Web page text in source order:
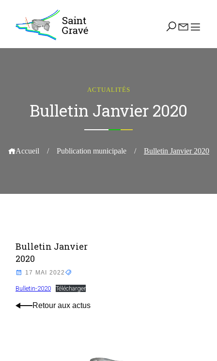
ACTUALITÉS
Bulletin Janvier 2020
Accueil / Publication municipale / Bulletin Janvier 2020
Bulletin Janvier
2020
17 MAI 2022
Bulletin-2020 Télécharger
Retour aux actus